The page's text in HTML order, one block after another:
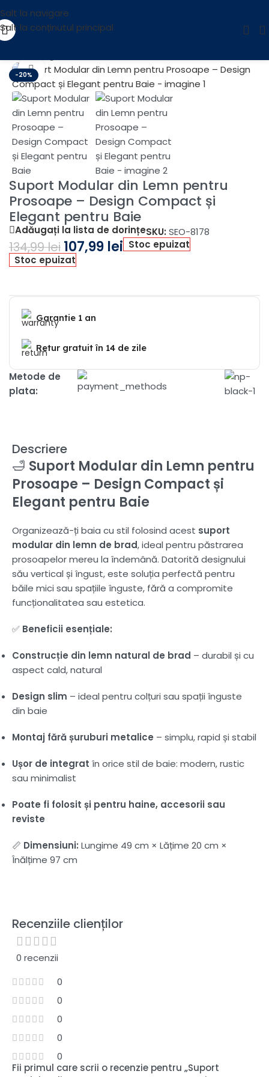
Salt la navigare
Salt la conținutul principal
-20%
Fă clic pentru a mări
Suport Modular din Lemn pentru
Prosoape – Design Compact și
Elegant pentru Baie
Adăugați la lista de dorințeSKU: SEO-8178
134,99lei 107,99 lei Stoc epuizat
Stoc epuizat
Garantie 1 an
Retur gratuit în 14 de zile
Metode de
plata:
Descriere
🛁 Suport Modular din Lemn pentru
Prosoape – Design Compact și
Elegant pentru Baie
Organizează-ți baia cu stil folosind acest suport
modular din lemn de brad, ideal pentru păstrarea
prosoapelor mereu la îndemână. Datorită designului
său vertical și îngust, este soluția perfectă pentru
băile mici sau spațiile înguste, fără a compromite
funcționalitatea sau estetica.
✅ Beneficii esențiale:
Construcție din lemn natural de brad – durabil și cu
aspect cald, natural
Design slim – ideal pentru colțuri sau spații înguste
din baie
Montaj fără șuruburi metalice – simplu, rapid și stabil
Ușor de integrat în orice stil de baie: modern, rustic
sau minimalist
Poate fi folosit și pentru haine, accesorii sau
reviste
📏 Dimensiuni: Lungime 49 cm × Lățime 20 cm ×
Înălțime 97 cm
Recenziile clienților
0 recenzii
0
0
0
0
0
Fii primul care scrii o recenzie pentru „Suport